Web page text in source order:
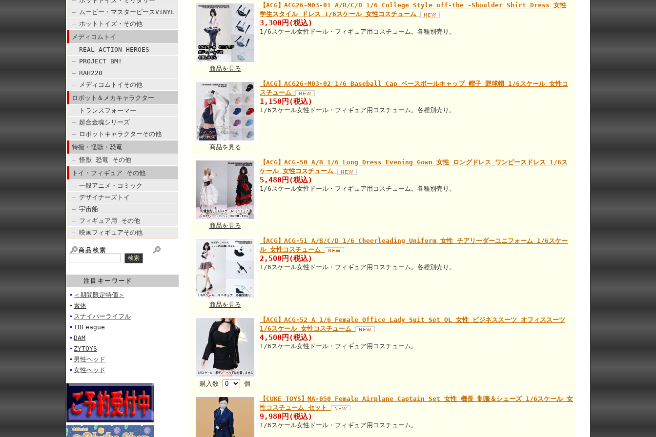
ムービー・マスターピースVINYL
ホットトイズ・その他
メディコムトイ
REAL ACTION HEROES
PROJECT BM!
RAH220
メディコムトイその他
ロボット＆メカキャラクター
トランスフォーマー
超合金魂シリーズ
ロボットキャラクターその他
特撮・怪獣・恐竜
怪獣 恐竜 その他
トイ・フィギュア その他
一般アニメ・コミック
デザイナーズトイ
宇宙船
フィギュア用 その他
映画フィギュアその他
商品検索
注目キーワード
＜期間限定特価＞
素体
スナイパーライフル
TBLeague
DAM
ZYTOYS
男性ヘッド
女性ヘッド
商品を見る
【ACG】ACG26-M03-01 A/B/C/D 1/6 College Style off-the -Shoulder Shirt Dress 女性
学生スタイル ドレス 1/6スケール 女性コスチューム
3,300円(税込)
1/6スケール女性ドール・フィギュア用コスチューム。各種別売り。
商品を見る
【ACG】ACG26-M03-02 1/6 Baseball Cap ベースボールキャップ 帽子 野球帽 1/6スケール 女性コ
スチューム
1,150円(税込)
1/6スケール女性ドール・フィギュア用コスチューム。各種別売り。
商品を見る
【ACG】ACG-50 A/B 1/6 Long Dress Evening Gown 女性 ロングドレス ワンピースドレス 1/6ス
ケール 女性コスチューム
5,480円(税込)
1/6スケール女性ドール・フィギュア用コスチューム。各種別売り。
商品を見る
【ACG】ACG-51 A/B/C/D 1/6 Cheerleading Uniform 女性 チアリーダーユニフォーム 1/6スケー
ル 女性コスチューム
2,500円(税込)
1/6スケール女性ドール・フィギュア用コスチューム。各種別売り。
購入数 個
【ACG】ACG-52 A 1/6 Female Office Lady Suit Set OL 女性 ビジネススーツ オフィススーツ
1/6スケール 女性コスチューム
4,500円(税込)
1/6スケール女性ドール・フィギュア用コスチューム。
【CUKE TOYS】MA-050 Female Airplane Captain Set 女性 機長 制服＆シューズ 1/6スケール 女
性コスチューム セット
9,980円(税込)
1/6スケール女性ドール・フィギュア用コスチューム。